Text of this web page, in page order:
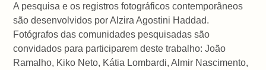
A pesquisa e os registros fotográficos contemporâneos
são desenvolvidos por Alzira Agostini Haddad.
Fotógrafos das comunidades pesquisadas são
convidados para participarem deste trabalho: João
Ramalho, Kiko Neto, Kátia Lombardi, Almir Nascimento,